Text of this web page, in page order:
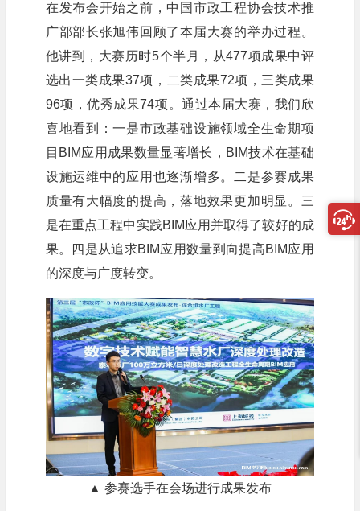
在发布会开始之前，中国市政工程协会技术推
广部部长张旭伟回顾了本届大赛的举办过程。
他讲到，大赛历时5个半月，从477项成果中评
选出一类成果37项，二类成果72项，三类成果
96项，优秀成果74项。通过本届大赛，我们欣
喜地看到：一是市政基础设施领域全生命期项
目BIM应用成果数量显著增长，BIM技术在基础
设施运维中的应用也逐渐增多。二是参赛成果
质量有大幅度的提高，落地效果更加明显。三
是在重点工程中实践BIM应用并取得了较好的成
果。四是从追求BIM应用数量到向提高BIM应用
的深度与广度转变。
▲ 参赛选手在会场进行成果发布